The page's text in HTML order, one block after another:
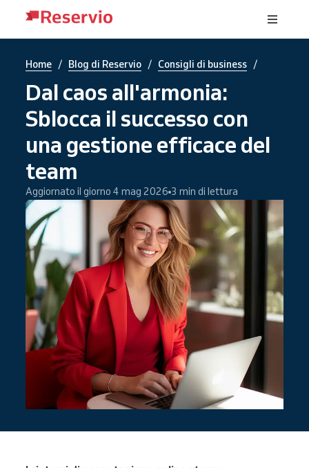
Home / Blog di Reservio / Consigli di business /
Dal caos all'armonia:
Sblocca il successo con
una gestione efficace del
team
Aggiornato il giorno 4 mag 2026 3 min di lettura